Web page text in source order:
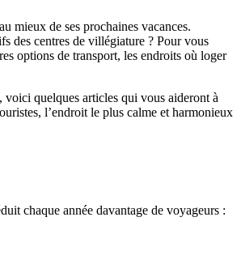
mieux de ses prochaines vacances.
des centres de villégiature ? Pour vous
options de transport, les endroits où loger
, voici quelques articles qui vous aideront à
l’endroit le plus calme et harmonieux
chaque année davantage de voyageurs :